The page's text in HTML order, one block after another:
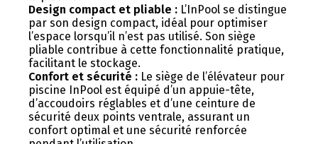
Design compact et pliable : L’InPool se distingue
par son design compact, idéal pour optimiser
l’espace lorsqu’il n’est pas utilisé. Son siège
pliable contribue à cette fonctionnalité pratique,
facilitant le stockage.
Confort et sécurité : Le siège de l’élévateur pour
piscine InPool est équipé d’un appuie-tête,
d’accoudoirs réglables et d’une ceinture de
sécurité deux points ventrale, assurant un
confort optimal et une sécurité renforcée